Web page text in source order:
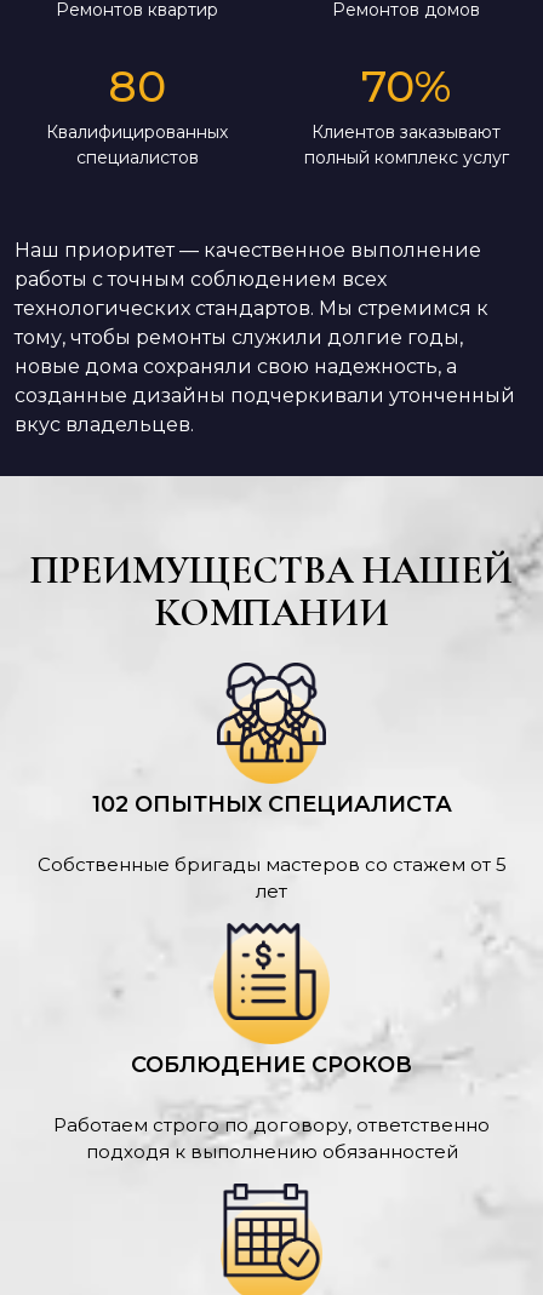
Ремонтов квартир Ремонтов домов
80
Квалифицированных
специалистов
70%
Клиентов заказывают
полный комплекс услуг
Наш приоритет — качественное выполнение
работы с точным соблюдением всех
технологических стандартов. Мы стремимся к
тому, чтобы ремонты служили долгие годы,
новые дома сохраняли свою надежность, а
созданные дизайны подчеркивали утонченный
вкус владельцев.
ПРЕИМУЩЕСТВА НАШЕЙ
КОМПАНИИ
102 ОПЫТНЫХ СПЕЦИАЛИСТА
Собственные бригады мастеров со стажем от 5
лет
СОБЛЮДЕНИЕ СРОКОВ
Работаем строго по договору, ответственно
подходя к выполнению обязанностей